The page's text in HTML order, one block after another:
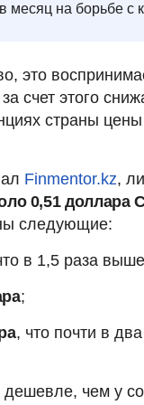
на борьбе с
это
счет этого
страны
Finmentor.kz,
0,51 доллара
следующие:
в 1,5 раза
;
, что почти в
чем у